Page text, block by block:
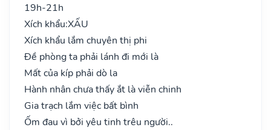
19h-21h
Xích khẩu:XẤU
Xích khẩu lắm chuyên thị phi
Đề phòng ta phải lánh đi mới là
Mất của kíp phải dò la
Hành nhân chưa thấy ắt là viễn chinh
Gia trạch lắm việc bất bình
Ốm đau vì bởi yêu tinh trêu người..